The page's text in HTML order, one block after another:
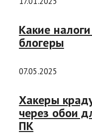
Какие
блогеры
07.05.2025
Хакеры
через обои
ПК